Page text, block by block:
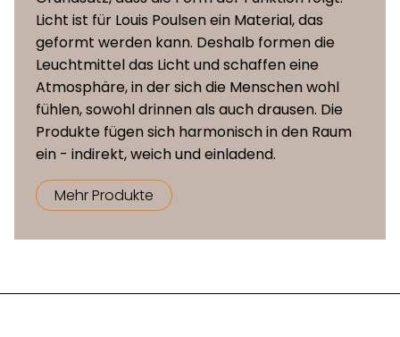
Licht ist für Louis Poulsen ein Material, das
geformt werden kann. Deshalb formen die
Leuchtmittel das Licht und schaffen eine
Atmosphäre, in der sich die Menschen wohl
fühlen, sowohl drinnen als auch drausen. Die
Produkte fügen sich harmonisch in den Raum
ein - indirekt, weich und einladend.
Mehr Produkte